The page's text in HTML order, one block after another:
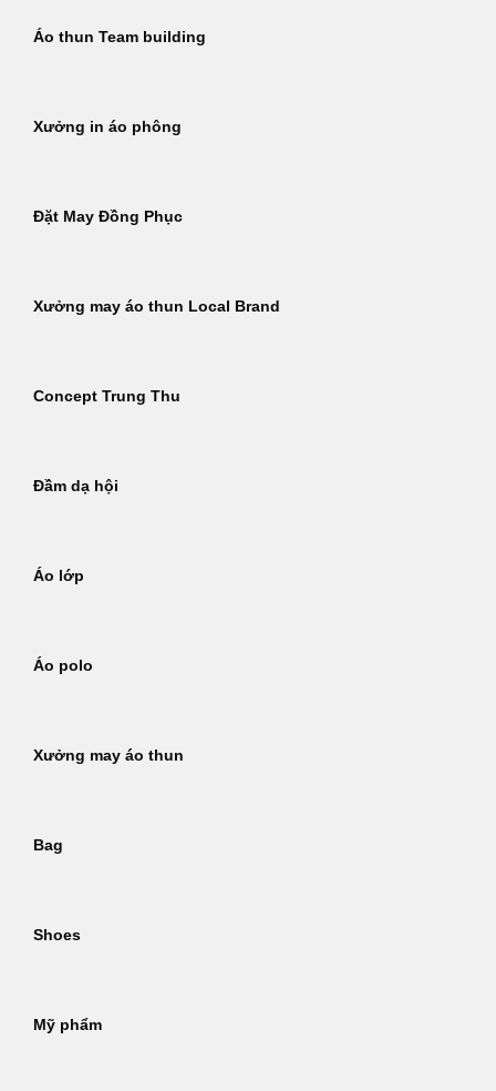
Áo thun Team building
Xưởng in áo phông
Đặt May Đồng Phục
Xưởng may áo thun Local Brand
Concept Trung Thu
Đầm dạ hội
Áo lớp
Áo polo
Xưởng may áo thun
Bag
Shoes
Mỹ phẩm